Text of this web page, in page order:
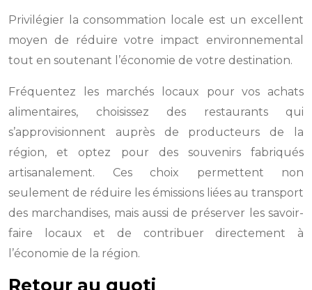
Privilégier la consommation locale est un excellent
moyen de réduire votre impact environnemental
tout en soutenant l’économie de votre destination.
Fréquentez les marchés locaux pour vos achats
alimentaires, choisissez des restaurants qui
s’approvisionnent auprès de producteurs de la
région, et optez pour des souvenirs fabriqués
artisanalement. Ces choix permettent non
seulement de réduire les émissions liées au transport
des marchandises, mais aussi de préserver les savoir-
faire locaux et de contribuer directement à
l’économie de la région.
Retour au quoti